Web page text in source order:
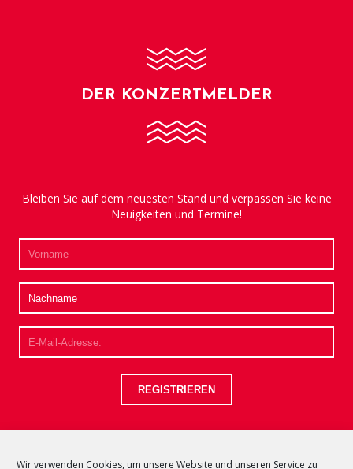
Wir verwenden Cookies, um unsere Website und unseren Service zu
DER KONZERTMELDER
Bleiben Sie auf dem neuesten Stand und verpassen Sie keine
Neuigkeiten und Termine!